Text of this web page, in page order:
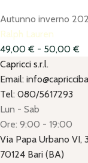
Autunno inverno
Ralph Lauren
49,00 € - 50,00 €
Capricci s.r.l.
Email:
Tel: 080/5617293
Lun - Sab
Ore: 9:00 - 19:00
Via Papa Urbano VI,
70124 Bari (BA)